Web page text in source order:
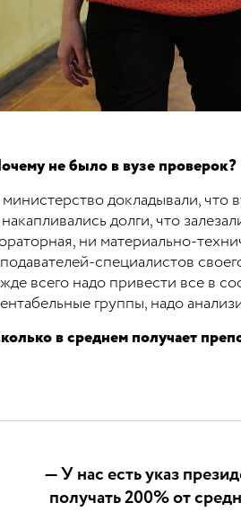
не было в вузе проверок?
докладывали, что
долги, что
ни материально-
специалистов
всего надо привести все в
группы, надо
в среднем получает
— У нас есть указ
получать 200% от